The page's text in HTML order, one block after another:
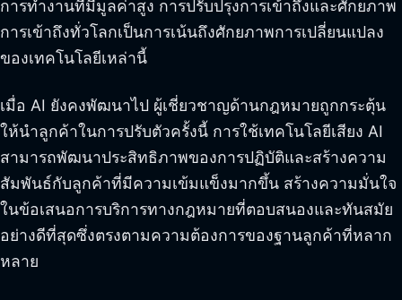
การทำงานที่มีมูลค่าสูง การปรับปรุงการเข้าถึงและศักยภาพ
การเข้าถึงทั่วโลกเป็นการเน้นถึงศักยภาพการเปลี่ยนแปลง
ของเทคโนโลยีเหล่านี้
เมื่อ AI ยังคงพัฒนาไป ผู้เชี่ยวชาญด้านกฎหมายถูกกระตุ้น
ให้นำลูกค้าในการปรับตัวครั้งนี้ การใช้เทคโนโลยีเสียง AI
สามารถพัฒนาประสิทธิภาพของการปฏิบัติและสร้างความ
สัมพันธ์กับลูกค้าที่มีความเข้มแข็งมากขึ้น สร้างความมั่นใจ
ในข้อเสนอการบริการทางกฎหมายที่ตอบสนองและทันสมัย
อย่างดีที่สุดซึ่งตรงตามความต้องการของฐานลูกค้าที่หลาก
หลาย